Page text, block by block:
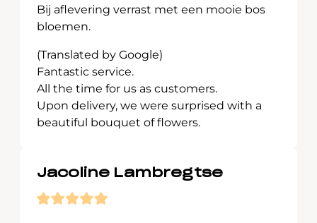
Bij aflevering verrast met een mooie bos
bloemen.
(Translated by Google)
Fantastic service.
All the time for us as customers.
Upon delivery, we were surprised with a
beautiful bouquet of flowers.
Jacoline Lambregtse